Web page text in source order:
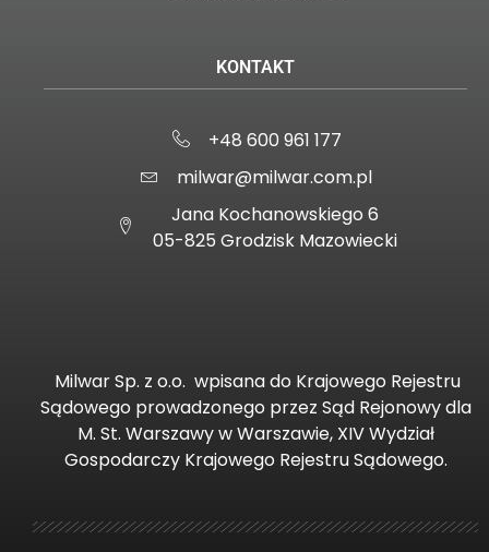
KONTAKT
+48 600 961 177
milwar@milwar.com.pl
Jana Kochanowskiego 6
05-825 Grodzisk Mazowiecki
Milwar Sp. z o.o. wpisana do Krajowego Rejestru
Sądowego prowadzonego przez Sąd Rejonowy dla
M. St. Warszawy w Warszawie, XIV Wydział
Gospodarczy Krajowego Rejestru Sądowego.